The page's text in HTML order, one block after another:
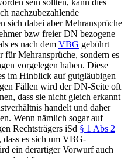
nachzubezahlende
sich dabei aber Mehransprüche
bzw freier DN bezogene
es nach dem VBG gebührt
für Mehransprüche, sondern es
vorgelegen haben. Diese
im Hinblick auf gutgläubigen
Fällen wird der DN-Seite oft
dass sie nicht gleich erkannt
handelt und daher
Wenn nämlich sogar auf
Rechtsträgers iSd § 1 Abs 2
es sich um VBG-
ein derartiger Vorwurf auch